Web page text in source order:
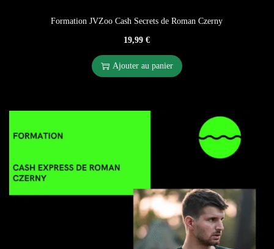
Formation JVZoo Cash Secrets de Roman Czerny
19,99€
Ajouter au panier